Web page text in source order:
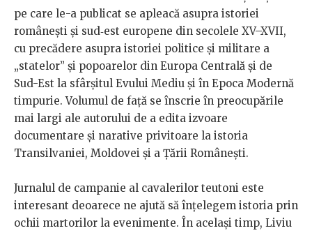
pe care le-a publicat se apleacă asupra istoriei
românești şi sud‑est europene din secolele XV–XVII,
cu precădere asupra istoriei politice şi militare a
„statelor” şi popoarelor din Europa Centrală şi de
Sud-Est la sfârşitul Evului Mediu şi în Epoca Modernă
timpurie. Volumul de față se înscrie în preocupările
mai largi ale autorului de a edita izvoare
documentare şi narative privitoare la istoria
Transilvaniei, Moldovei şi a Ţării Româneşti.
Jurnalul de campanie al cavalerilor teutoni este
interesant deoarece ne ajută să înțelegem istoria prin
ochii martorilor la evenimente. În același timp, Liviu